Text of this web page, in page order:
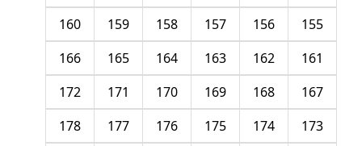
155
156
157
158
159
160
161
162
163
164
165
166
167
168
169
170
171
172
173
174
175
176
177
178